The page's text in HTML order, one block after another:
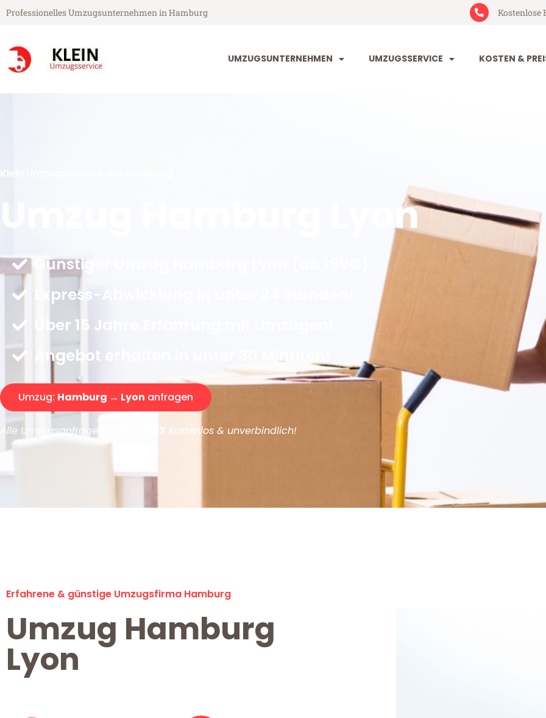
Professionelles Umzugsunternehmen in Hamburg Kostenlose
UMZUGSUNTERNEHMEN UMZUGSSERVICE KOSTEN &
Umzug Hamburg Lyon
Günstiger Umzug Hamburg Lyon (ab 199€)
Express-Abwicklung in unter 24 Stunden!
Über 15 Jahre Erfahrung mit Umzügen!
Angebot erhalten in unter 30 Minuten!
Umzug: Hamburg → Lyon anfragen
Alle Umzugsanfragen sind zu 100% kostenlos & unverbindlich!
Erfahrene & günstige Umzugsfirma Hamburg
Umzug Hamburg
Lyon